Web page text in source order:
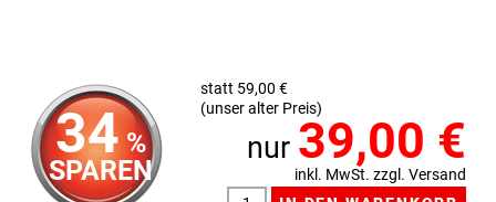
34 %
SPAREN
statt 59,00 €
(unser alter Preis)
nur 39,00 €
inkl. MwSt. zzgl. Versand